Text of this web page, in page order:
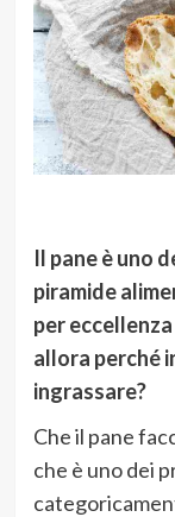
Il pane è uno
piramide
per
allora perché
ingrassare?
Che il pane
che è uno dei